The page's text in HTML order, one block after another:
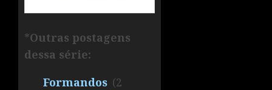
*Outras postagens
dessa série:
Formandos (2